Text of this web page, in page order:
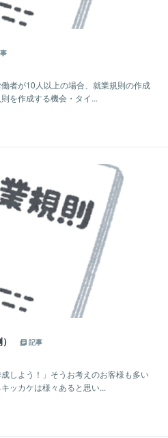
者が10人以上の場合、就業規則の作成
を作成する機会・タイ...
記事
しよう！」そうお考えのお客様も多い
ッカケは様々あると思い...